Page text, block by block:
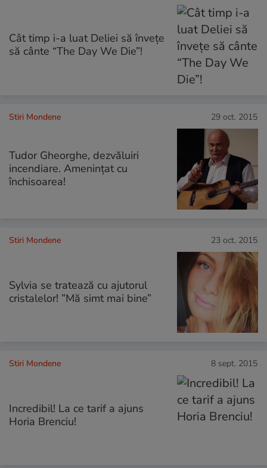
Cât timp i-a luat Deliei să învețe
să cânte “The Day We Die”!
Stiri Mondene 29 oct. 2015
Tudor Gheorghe, dezvăluiri
incendiare. Amenințat cu
închisoarea!
Stiri Mondene 23 oct. 2015
Sylvia se tratează cu ajutorul
cristalelor! ”Mă simt mai bine”
Stiri Mondene 8 sept. 2015
Incredibil! La ce tarif a ajuns
Horia Brenciu!